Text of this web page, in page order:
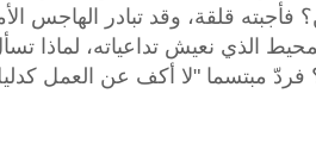
قلقة، وقد تبادر الهاجس
الذي نعيش تداعياته، لماذا
مبتسما "لا أكف عن العمل